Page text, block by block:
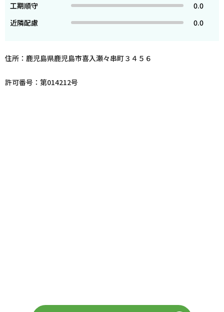
工期順守
0.0
近隣配慮
0.0
住所：鹿児島県鹿児島市喜入瀬々串町３４５６
許可番号：第014212号